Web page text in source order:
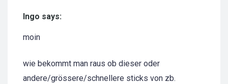
Ingo says:
moin
wie bekommt man raus ob dieser oder
andere/grössere/schnellere sticks von zb.